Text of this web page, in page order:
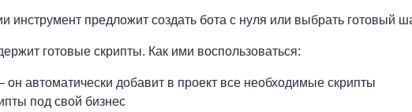
инструмент предложит создать бота с нуля или выбрать готовый
готовые скрипты. Как ими воспользоваться:
автоматически добавит в проект все необходимые скрипты
под свой бизнес